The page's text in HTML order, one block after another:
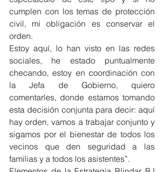
cumplen con los temas de protección
civil, mi obligación es conservar el
orden.
Estoy aquí, lo han visto en las redes
sociales, he estado puntualmente
checando, estoy en coordinación con
la Jefa de Gobierno, quiero
comentarles, donde estamos tomando
esta decisión conjunta para decir: aquí
hay orden, vamos a trabajar conjunto y
sigamos por el bienestar de todos los
vecinos que den seguridad a las
familias y a todos los asistentes”.